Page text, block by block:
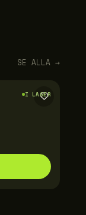
SE ALLA →
I LAGER